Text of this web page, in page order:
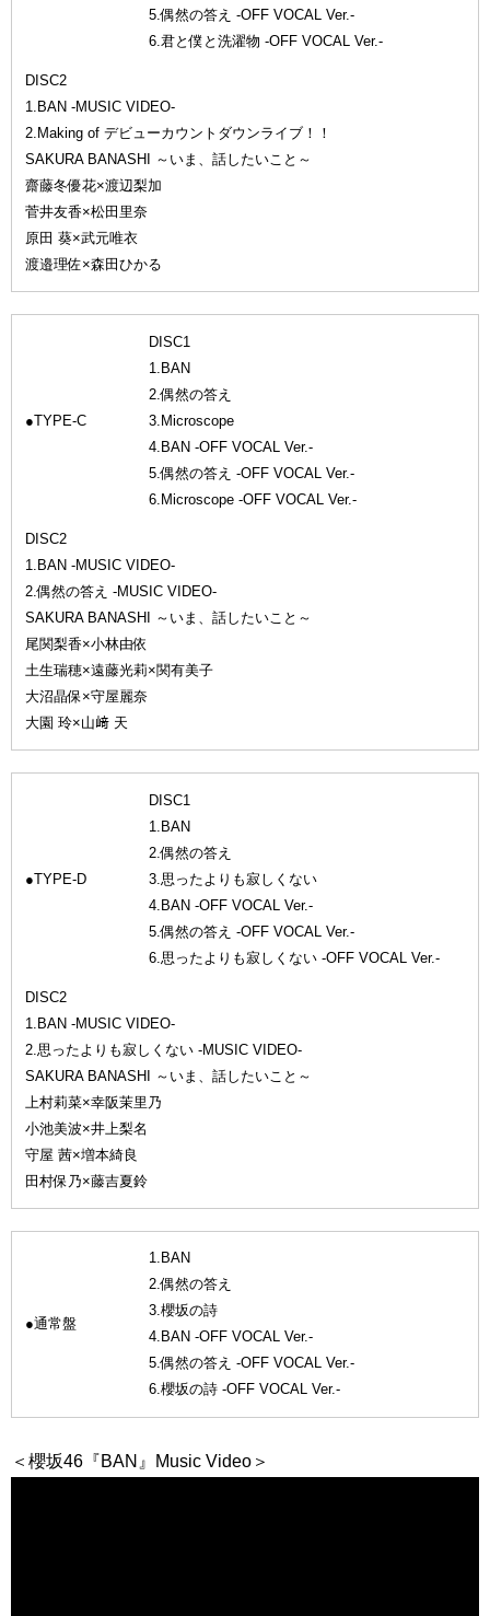
5.偶然の答え -OFF VOCAL Ver.-
6.君と僕と洗濯物 -OFF VOCAL Ver.-
DISC2
1.BAN -MUSIC VIDEO-
2.Making of デビューカウントダウンライブ！！
SAKURA BANASHI ～いま、話したいこと～
齋藤冬優花×渡辺梨加
菅井友香×松田里奈
原田 葵×武元唯衣
渡邉理佐×森田ひかる
●TYPE-C
DISC1
1.BAN
2.偶然の答え
3.Microscope
4.BAN -OFF VOCAL Ver.-
5.偶然の答え -OFF VOCAL Ver.-
6.Microscope -OFF VOCAL Ver.-
DISC2
1.BAN -MUSIC VIDEO-
2.偶然の答え -MUSIC VIDEO-
SAKURA BANASHI ～いま、話したいこと～
尾関梨香×小林由依
土生瑞穂×遠藤光莉×関有美子
大沼晶保×守屋麗奈
大園 玲×山﨑 天
●TYPE-D
DISC1
1.BAN
2.偶然の答え
3.思ったよりも寂しくない
4.BAN -OFF VOCAL Ver.-
5.偶然の答え -OFF VOCAL Ver.-
6.思ったよりも寂しくない -OFF VOCAL Ver.-
DISC2
1.BAN -MUSIC VIDEO-
2.思ったよりも寂しくない -MUSIC VIDEO-
SAKURA BANASHI ～いま、話したいこと～
上村莉菜×幸阪茉里乃
小池美波×井上梨名
守屋 茜×増本綺良
田村保乃×藤吉夏鈴
●通常盤
1.BAN
2.偶然の答え
3.櫻坂の詩
4.BAN -OFF VOCAL Ver.-
5.偶然の答え -OFF VOCAL Ver.-
6.櫻坂の詩 -OFF VOCAL Ver.-
＜櫻坂46『BAN』Music Video＞